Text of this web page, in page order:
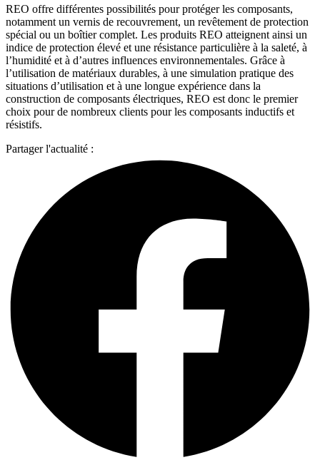
REO offre différentes possibilités pour protéger les composants,
notamment un vernis de recouvrement, un revêtement de protection
spécial ou un boîtier complet. Les produits REO atteignent ainsi un
indice de protection élevé et une résistance particulière à la saleté, à
l’humidité et à d’autres influences environnementales. Grâce à
l’utilisation de matériaux durables, à une simulation pratique des
situations d’utilisation et à une longue expérience dans la
construction de composants électriques, REO est donc le premier
choix pour de nombreux clients pour les composants inductifs et
résistifs.
Partager l'actualité :